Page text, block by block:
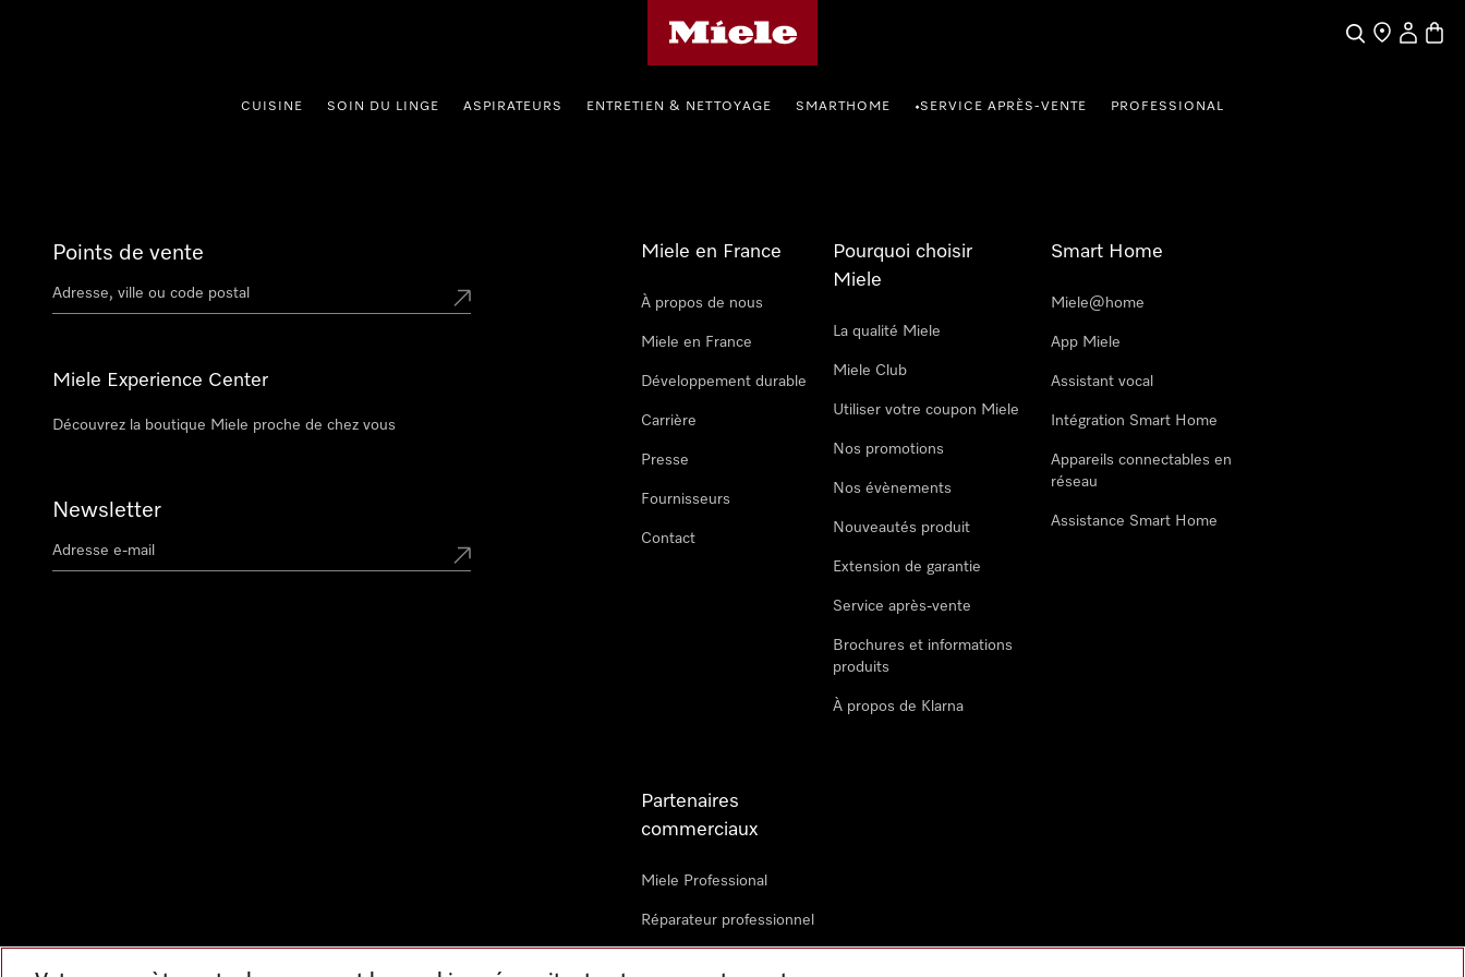
SearchFind a store
My
CUISINE SOIN DU LINGE ASPIRATEURS ENTRETIEN & NETTOYAGE SMARTHOME •SERVICE APRÈS-VENTE PROFESSIONAL
Points de vente
Miele Experience Center
Découvrez la boutique Miele proche de chez vous
Newsletter
Miele en France
À propos de nous
Miele en France
Développement durable
Carrière
Presse
Fournisseurs
Contact
Pourquoi choisir
Miele
La qualité Miele
Miele Club
Utiliser votre coupon Miele
Nos promotions
Nos évènements
Nouveautés produit
Extension de garantie
Service après-vente
Brochures et informations
produits
À propos de Klarna
Smart Home
Miele@home
App Miele
Assistant vocal
Intégration Smart Home
Appareils connectables en
réseau
Assistance Smart Home
Partenaires
commerciaux
Miele Professional
Réparateur professionnel